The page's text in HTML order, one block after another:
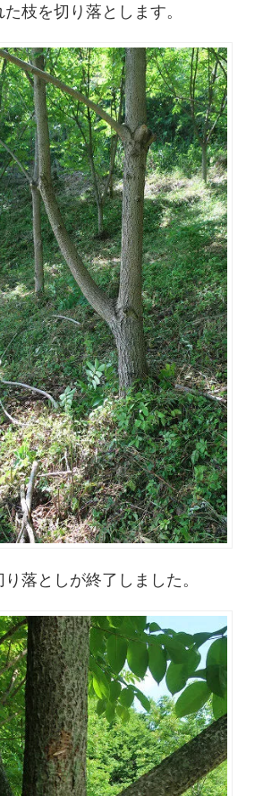
枝を切り落とします。
落としが終了しました。